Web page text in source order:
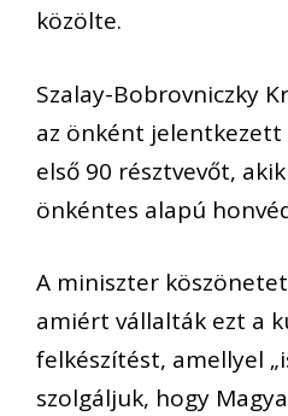
közölte.
Szalay-Bobrovniczky
az önként jelentkezett
első 90 résztvevőt,
önkéntes alapú
A miniszter
amiért vállalták ezt a
felkészítést, amellyel
szolgáljuk, hogy